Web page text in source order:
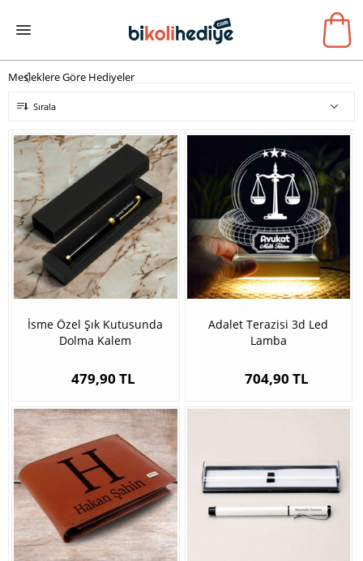
Mesleklere Göre Hediyeler
Sırala
İsme Özel Şık Kutusunda
Dolma Kalem
479,90 TL
Adalet Terazisi 3d Led
Lamba
704,90 TL